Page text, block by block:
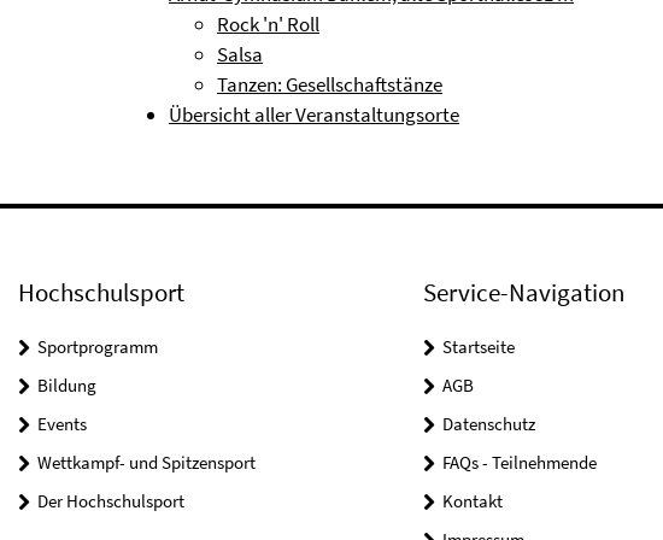
Rock 'n' Roll
Salsa
Tanzen: Gesellschaftstänze
Übersicht aller Veranstaltungsorte
Hochschulsport
Sportprogramm
Bildung
Events
Wettkampf- und Spitzensport
Der Hochschulsport
Service-Navigation
Startseite
AGB
Datenschutz
FAQs - Teilnehmende
Kontakt